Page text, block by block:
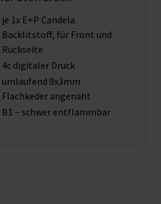
je 1x E+P Candela
Backlitstoff, für Front und
Rückseite
4c digitaler Druck
umlaufend 9x3mm
Flachkeder angenäht
B1 – schwer entflammbar